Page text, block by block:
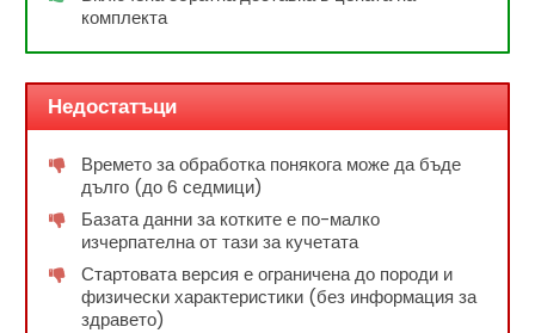
комплекта
Недостатъци
Времето за обработка понякога може да бъде
дълго (до 6 седмици)
Базата данни за котките е по-малко
изчерпателна от тази за кучетата
Стартовата версия е ограничена до породи и
физически характеристики (без информация за
здравето)